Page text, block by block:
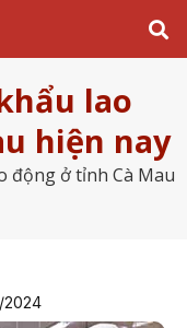
lao
hiện nay
động ở tỉnh Cà Mau